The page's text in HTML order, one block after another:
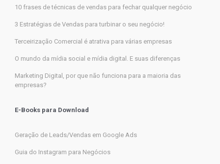
10 frases de técnicas de vendas para fechar qualquer negócio
3 Estratégias de Vendas para turbinar o seu negócio!
Terceirização Comercial é atrativa para várias empresas
O mundo da mídia social e mídia digital. E suas diferenças
Marketing Digital, por que não funciona para a maioria das
empresas?
E-Books para Download
Geração de Leads/Vendas em Google Ads
Guia do Instagram para Negócios